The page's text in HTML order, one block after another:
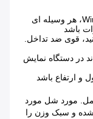
بدون نیاز به Wireless Mesh Central Gateways، هر وسیله ای
باشد
در دستگاه نمایش
و ارتفاع باشد
مورد شل مورد
و سبک وزن را